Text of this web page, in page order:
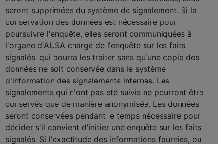
seront supprimées du système de signalement. Si la
conservation des données est nécessaire pour
poursuivre l'enquête, elles seront communiquées à
l'organe d'AUSA chargé de l'enquête sur les faits
signalés, qui pourra les traiter sans qu'une copie des
données ne soit conservée dans le système
d'information des signalements internes. Les
signalements qui n'ont pas été suivis ne pourront être
conservés que de manière anonymisée. Les données
seront conservées pendant le temps nécessaire pour
décider s'il convient d'initier une enquête sur les faits
signalés. Si l'exactitude des informations fournies, ou